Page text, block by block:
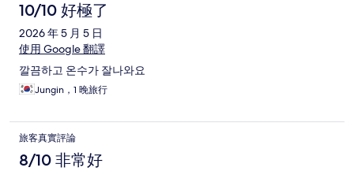
10/10 好極了
2026 年 5 月 5 日
使用 Google 翻譯
깔끔하고 온수가 잘나와요
Jungin，1 晚旅行
旅客真實評論
8/10 非常好